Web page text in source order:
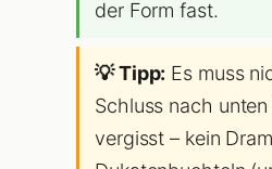
der Form fast.
💡 Tipp: Es muss
Schluss nach
vergisst – kein